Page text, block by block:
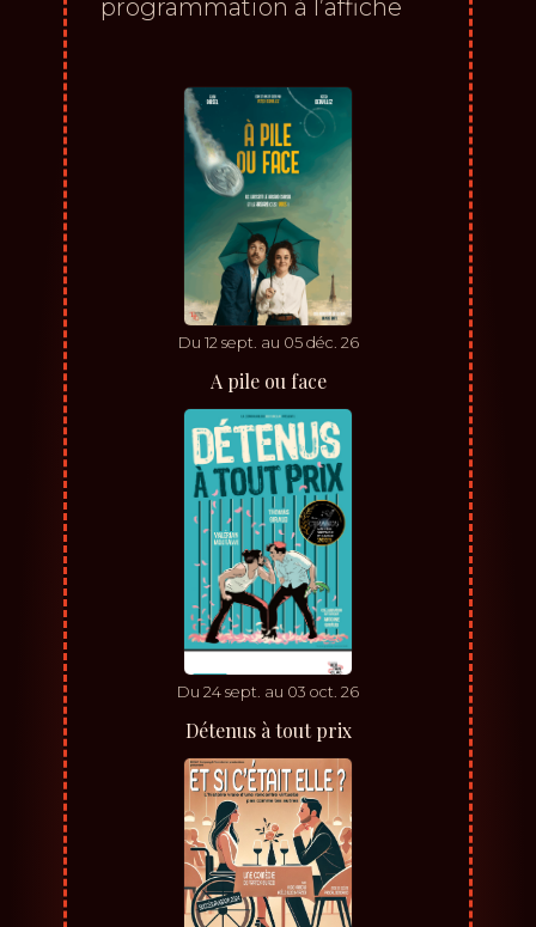
programmation à l’affiche
Du 12 sept. au 05 déc. 26
A pile ou face
Du 24 sept. au 03 oct. 26
Détenus à tout prix